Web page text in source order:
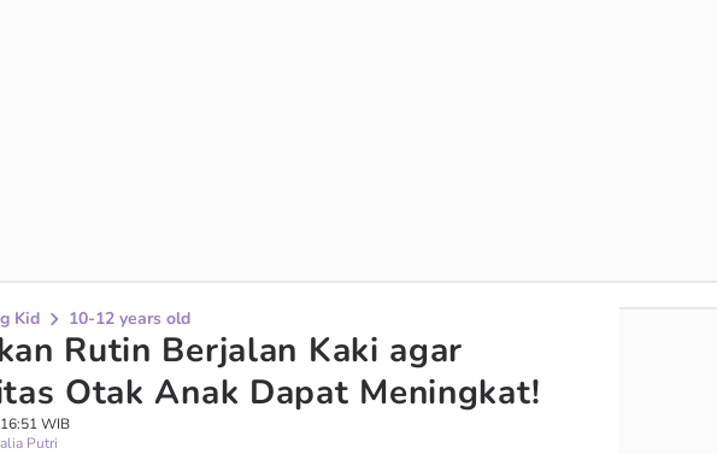
Kid 10-12 years old
Rutin Berjalan Kaki agar
Otak Anak Dapat Meningkat!
WIB
Putri